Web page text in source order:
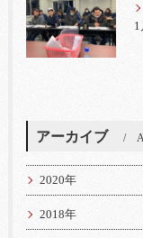
1
アーカイブ
2020年
2018年